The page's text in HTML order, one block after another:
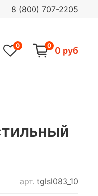
8 (800) 707-2205
0 0 0 руб
арт. tglsl083_10